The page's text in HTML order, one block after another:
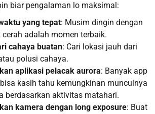
biar pengalaman lo maksimal:
yang tepat: Musim dingin dengan
cerah adalah momen terbaik.
cahaya buatan: Cari lokasi jauh dari
polusi cahaya.
aplikasi pelacak aurora: Banyak app
kasih tahu kemungkinan munculnya
berdasarkan aktivitas matahari.
kamera dengan long exposure: Buat